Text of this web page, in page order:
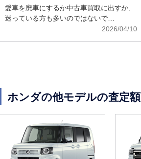
解説
愛車を廃車にするか中古車買取に出すか、
迷っている方も多いのではないで…
2026/04/10
ホンダの他モデルの査定額